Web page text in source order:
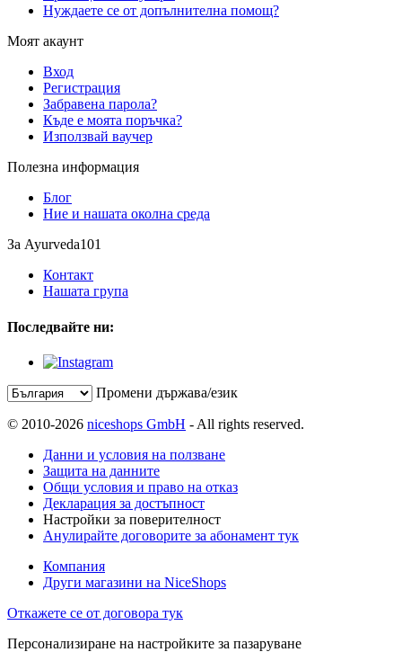
Нуждаете се от допълнителна помощ?
Моят акаунт
Вход
Регистрация
Забравена парола?
Къде е моята поръчка?
Използвай ваучер
Полезна информация
Блог
Ние и нашата околна среда
За Ayurveda101
Контакт
Нашата група
Последвайте ни:
Промени държава/език
© 2010-2026 niceshops GmbH - All rights reserved.
Данни и условия на ползване
Защита на данните
Общи условия и право на отказ
Декларация за достъпност
Настройки за поверителност
Анулирайте договорите за абонамент тук
Компания
Други магазини на NiceShops
Откажете се от договора тук
Персонализиране на настройките за пазаруване